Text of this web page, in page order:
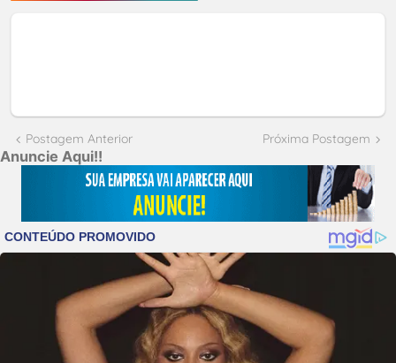
Postagem Anterior Próxima Postagem
Anuncie Aqui!!